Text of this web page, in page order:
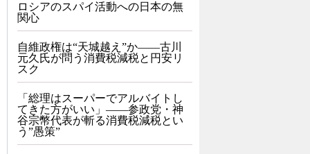
ロシアのスパイ活動への日本の無
関心
自維政権は“天城越え”か――古川
元久氏が問う消費税減税と円安リ
スク
「総理はスーパーでアルバイトし
てきた方がいい」――参政党・神
谷宗幣代表が斬る消費税減税とい
う”愚策”